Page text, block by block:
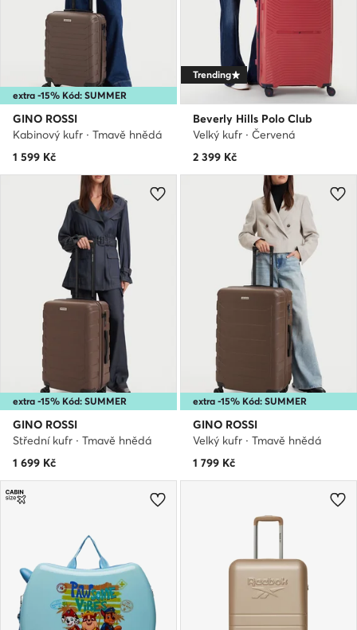
extra -15% Kód: SUMMER
GINO ROSSI
Kabinový kufr · Tmavě hnědá
1 599 Kč
Trending
Beverly Hills Polo Club
Velký kufr · Červená
2 399 Kč
extra -15% Kód: SUMMER
GINO ROSSI
Střední kufr · Tmavě hnědá
1 699 Kč
extra -15% Kód: SUMMER
GINO ROSSI
Velký kufr · Tmavě hnědá
1 799 Kč